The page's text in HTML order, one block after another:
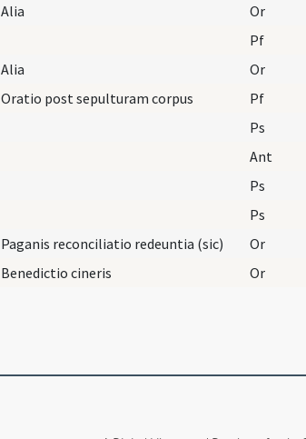
Alia Or
Pf
Alia Or
Oratio post sepulturam corpus Pf
Ps
Ant
Ps
Ps
Paganis reconciliatio redeuntia (sic) Or
Benedictio cineris Or